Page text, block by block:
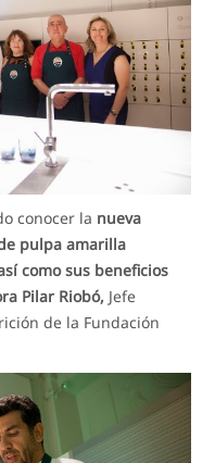
conocer la nueva
pulpa amarilla
como sus beneficios
Pilar Riobó, Jefe
de la Fundación